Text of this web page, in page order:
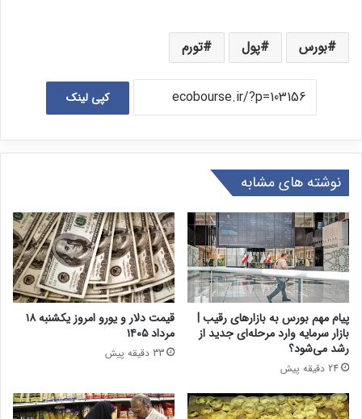
بورس پول تورم
کپی لینک
نوشته های مشابه
پیام مهم بورس به بازارهای رقیب |
بازار سرمایه وارد مرحله‌ای جدید از
رشد می‌شود؟
24 دقیقه پیش
قیمت دلار و یورو امروز یکشنبه ۱۸
مرداد ۱۴۰۵
33 دقیقه پیش